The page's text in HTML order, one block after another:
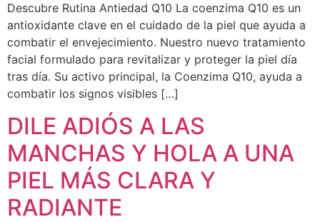
Descubre Rutina Antiedad Q10 La coenzima Q10 es un
antioxidante clave en el cuidado de la piel que ayuda a
combatir el envejecimiento. Nuestro nuevo tratamiento
facial formulado para revitalizar y proteger la piel día
tras día. Su activo principal, la Coenzima Q10, ayuda a
combatir los signos visibles […]
DILE ADIÓS A LAS
MANCHAS Y HOLA A UNA
PIEL MÁS CLARA Y
RADIANTE